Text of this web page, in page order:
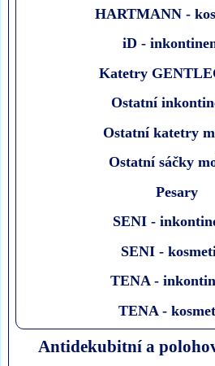
HARTMANN -
iD -
Katetry
Ostatní
Ostatní katetry
Ostatní sáčky
Pesary
SENI -
SENI -
TENA -
TENA -
Antidekubitní a